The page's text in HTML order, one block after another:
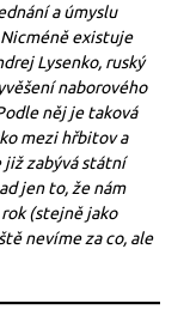
a úmyslu
existuje
Lysenko, ruský
naborového
něj je taková
mezi hřbitov a
již zabývá státní
jen to, že nám
(stejně jako
nevíme za co, ale